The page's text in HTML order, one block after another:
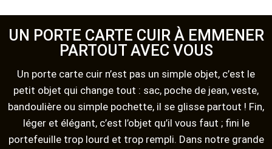
UN PORTE CARTE CUIR À EMMENER
PARTOUT AVEC VOUS
Un porte carte cuir n’est pas un simple objet, c’est le
petit objet qui change tout : sac, poche de jean, veste,
bandoulière ou simple pochette, il se glisse partout ! Fin,
léger et élégant, c’est l’objet qu’il vous faut ; fini le
portefeuille trop lourd et trop rempli. Dans notre grande